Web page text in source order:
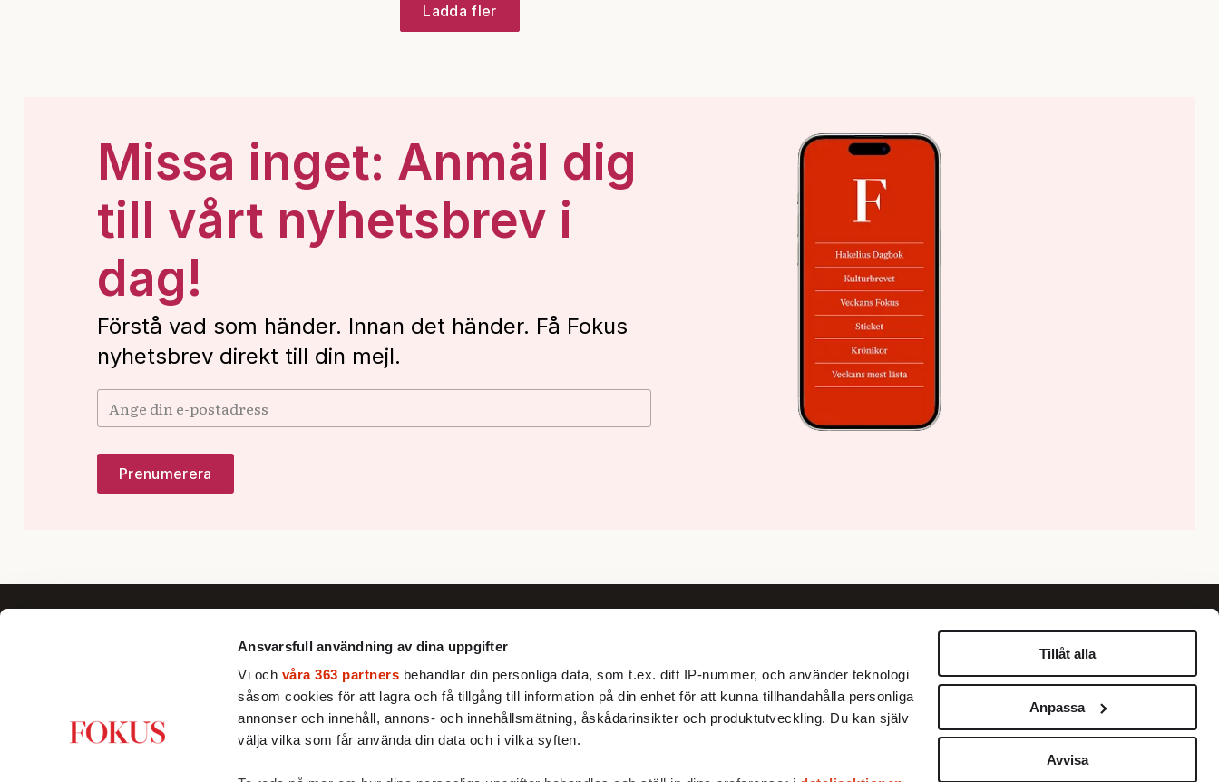
Ansvarsfull användning av dina uppgifter
Vi och våra 363 partners behandlar din personliga data, som t.ex. ditt IP-nummer, och använder teknologi
såsom cookies för att lagra och få tillgång till information på din enhet för att kunna tillhandahålla personliga
annonser och innehåll, annons- och innehållsmätning, åskådarinsikter och produktutveckling. Du kan själv
välja vilka som får använda din data och i vilka syften.
Tillåt alla
Anpassa
Avvisa
Ladda fler
Missa inget: Anmäl dig
till vårt nyhetsbrev i
dag!
Förstå vad som händer. Innan det händer. Få Fokus
nyhetsbrev direkt till din mejl.
Fokus förklarar, fördjupar och ger nya
perspektiv till dig som vill se bortom
det dagsaktuella och förstå Sverige
Facebook
X
Om Fokus
Annonsera
Information
Personuppgiftspolicy
Betalningar med Klarna
Kundservice